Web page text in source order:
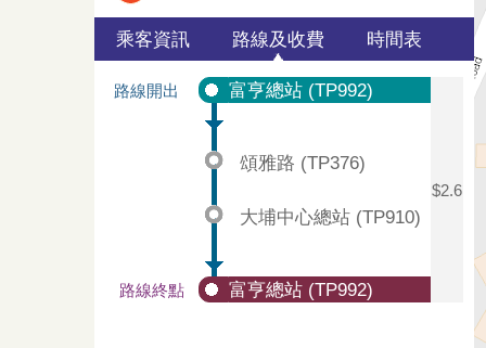
乘客資訊 路線及收費 時間表
路線開出 富亨總站 (TP992)
$2.6
頌雅路 (TP376)
大埔中心總站 (TP910)
路線終點 富亨總站 (TP992)